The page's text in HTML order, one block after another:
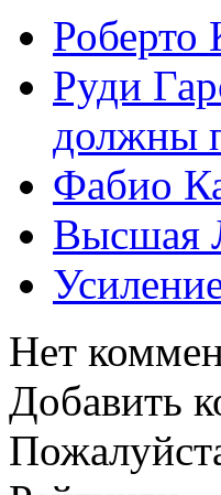
Роберто
Руди
должны
Фабио
Высшая
Нет
Добавить